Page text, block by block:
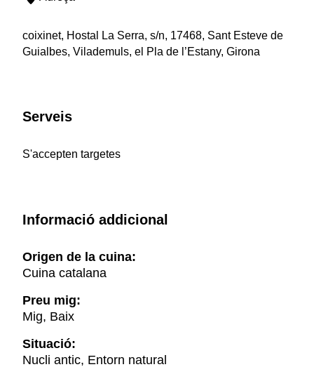
coixinet, Hostal La Serra, s/n, 17468, Sant Esteve de
Guialbes, Vilademuls, el Pla de l’Estany, Girona
Serveis
S'accepten targetes
Informació addicional
Origen de la cuina:
Cuina catalana
Preu mig:
Mig, Baix
Situació:
Nucli antic, Entorn natural